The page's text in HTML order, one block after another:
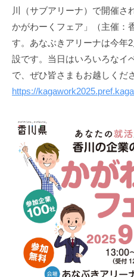
川（サブアリーナ）で開催さ
かがわーくフェア」（主催：
す。あなぶきアリーナは今年
設です。当日はいろいろなイ
で、ぜひ皆さまもお越しくだ
https://